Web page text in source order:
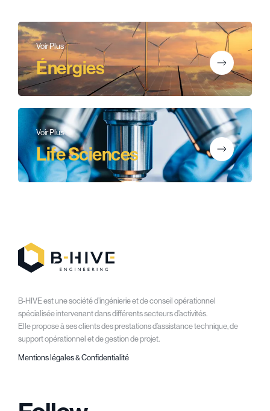
Voir Plus
Énergies
Voir Plus
Life Sciences
B-HIVE est une société d’ingénierie et de conseil opérationnel
spécialisée intervenant dans différents secteurs d’activités.
Elle propose à ses clients des prestations d’assistance technique, de
support opérationnel et de gestion de projet.
Mentions légales & Confidentialité